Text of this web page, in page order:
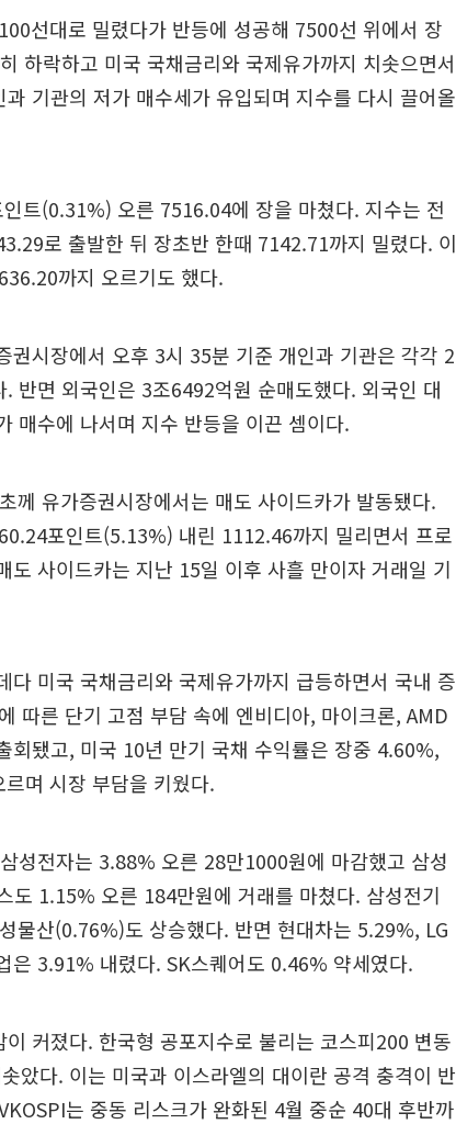
선대로 밀렸다가 반등에 성공해 7500선 위에서 장
하락하고 미국 국채금리와 국제유가까지 치솟으면서
기관의 저가 매수세가 유입되며 지수를 다시 끌어올
트(0.31%) 오른 7516.04에 장을 마쳤다. 지수는 전
로 출발한 뒤 장초반 한때 7142.71까지 밀렸다. 이
까지 오르기도 했다.
권시장에서 오후 3시 35분 기준 개인과 기관은 각각 2
반면 외국인은 3조6492억원 순매도했다. 외국인 대
매수에 나서며 지수 반등을 이끈 셈이다.
께 유가증권시장에서는 매도 사이드카가 발동됐다.
포인트(5.13%) 내린 1112.46까지 밀리면서 프로
도 사이드카는 지난 15일 이후 사흘 만이자 거래일 기
미국 국채금리와 국제유가까지 급등하면서 국내 증
따른 단기 고점 부담 속에 엔비디아, 마이크론, AMD
회됐고, 미국 10년 만기 국채 수익률은 장중 4.60%,
며 시장 부담을 키웠다.
성전자는 3.88% 오른 28만1000원에 마감했고 삼성
도 1.15% 오른 184만원에 거래를 마쳤다. 삼성전기
물산(0.76%)도 상승했다. 반면 현대차는 5.29%, LG
은 3.91% 내렸다. SK스퀘어도 0.46% 약세였다.
커졌다. 한국형 공포지수로 불리는 코스피200 변동
았다. 이는 미국과 이스라엘의 대이란 공격 충격이 반
는 중동 리스크가 완화된 4월 중순 40대 후반까